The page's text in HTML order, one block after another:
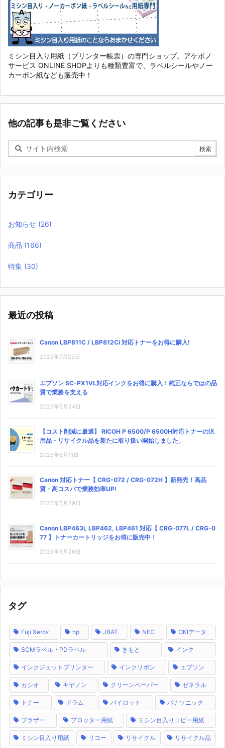
ミシン目入り用紙（プリンター帳票）の専門ショップ。アケボノ
サービス ONLINE SHOPよりも種類豊富で、ラベルシールやノー
カーボン紙なども販売中！
他の記事も是非ご覧ください
カテゴリー
お知らせ (26)
商品 (166)
特集 (30)
最近の投稿
Canon LBP811C / LBP812Ci 対応トナーをお得に購入!
2025年7月22日
エプソン SC-PX1VL対応インクをお得に購入！純正ならではの品
質で業務を支える
2025年6月24日
【コスト削減に最適】 RICOH P 6500/P 6500H対応トナーの汎
用品・リサイクル品を新たに取り扱い開始しました。
2025年6月11日
Canon 対応トナー【 CRG-072 / CRG-072H 】新発売！高品
質・高コスパで業務効率UP!
2025年5月29日
Canon LBP463i, LBP462, LBP461 対応【 CRG-077L / CRG-0
77 】トナーカートリッジをお得に販売中！
2025年5月26日
タグ
Fuji Xerox hp JBAT NEC OKIデータ
SCMラベル・PDラベル きもと インク
インクジェットプリンター インクリボン エプソン
カシオ キヤノン クリーンペーパー ゼネラル
トナー ドラム パイロット パナソニック
ブラザー プロッター用紙 ミシン目入りコピー用紙
ミシン目入り用紙 リコー リサイクル リサイクル品